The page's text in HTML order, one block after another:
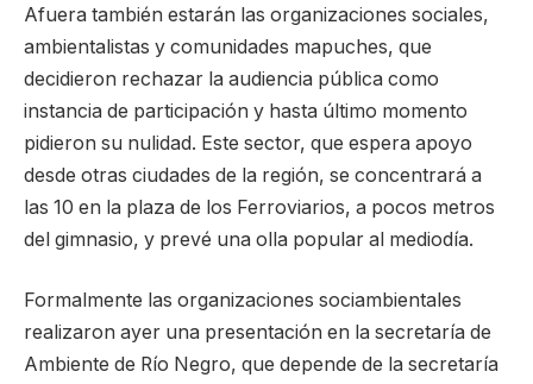
Afuera también estarán las organizaciones sociales,
ambientalistas y comunidades mapuches, que
decidieron rechazar la audiencia pública como
instancia de participación y hasta último momento
pidieron su nulidad. Este sector, que espera apoyo
desde otras ciudades de la región, se concentrará a
las 10 en la plaza de los Ferroviarios, a pocos metros
del gimnasio, y prevé una olla popular al mediodía.
Formalmente las organizaciones sociambientales
realizaron ayer una presentación en la secretaría de
Ambiente de Río Negro, que depende de la secretaría